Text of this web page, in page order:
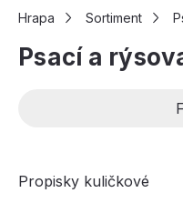
Hrapa Sortiment
Psací a
Propisky kuličkové